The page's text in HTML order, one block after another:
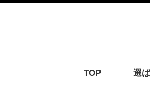
TOP 選